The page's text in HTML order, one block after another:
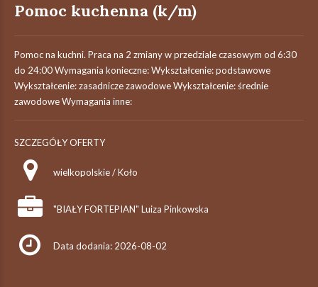
Pomoc kuchenna (k/m)
Pomoc na kuchni. Praca na 2 zmiany w przedziale czasowym od 6:30
do 24:00 Wymagania konieczne: Wykształcenie: podstawowe
Wykształcenie: zasadnicze zawodowe Wykształcenie: średnie
zawodowe Wymagania inne:
SZCZEGÓŁY OFERTY
wielkopolskie / Koło
"BIAŁY FORTEPIAN" Luiza Pinkowska
Data dodania: 2026-08-02